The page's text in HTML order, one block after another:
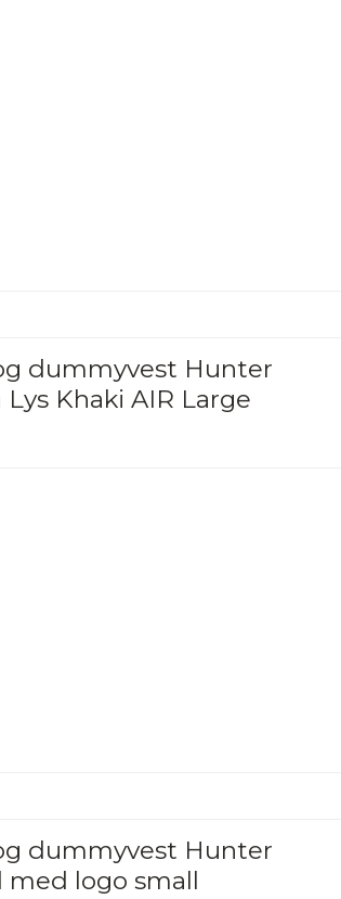
dummyvest Hunter
Lys Khaki AIR Large
dummyvest Hunter
med logo small